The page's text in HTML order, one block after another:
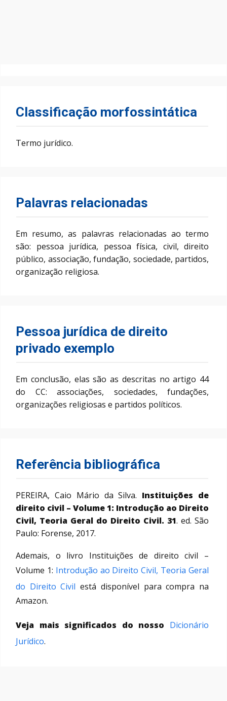
Classificação morfossintática
Termo jurídico.
Palavras relacionadas
Em resumo, as palavras relacionadas ao termo
são: pessoa jurídica, pessoa física, civil, direito
público, associação, fundação, sociedade, partidos,
organização religiosa.
Pessoa jurídica de direito
privado exemplo
Em conclusão, elas são as descritas no artigo 44
do CC: associações, sociedades, fundações,
organizações religiosas e partidos políticos.
Referência bibliográfica
PEREIRA, Caio Mário da Silva. Instituições de
direito civil – Volume 1: Introdução ao Direito
Civil, Teoria Geral do Direito Civil. 31. ed. São
Paulo: Forense, 2017.
Ademais, o livro Instituições de direito civil –
Volume 1: Introdução ao Direito Civil, Teoria Geral
do Direito Civil está disponível para compra na
Amazon.
Veja mais significados do nosso Dicionário
Jurídico.